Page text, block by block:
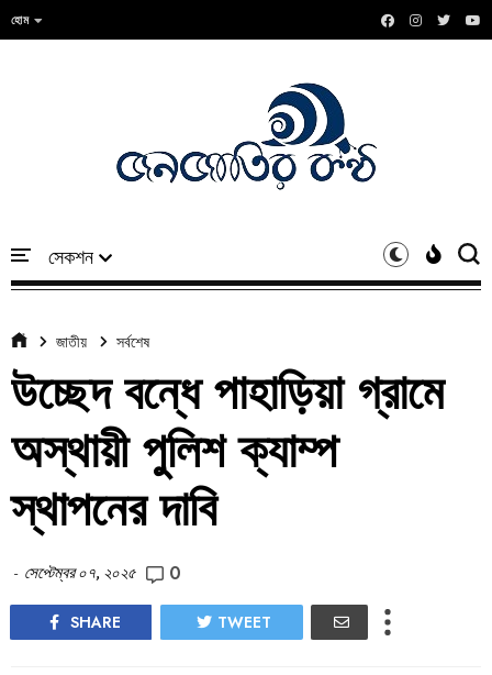
হোম
জাতীয় সর্বশেষ
উচ্ছেদ বন্ধে পাহাড়িয়া গ্রামে
অস্থায়ী পুলিশ ক্যাম্প
স্থাপনের দাবি
- সেপ্টেম্বর ০৭, ২০২৫ 0
SHARE TWEET